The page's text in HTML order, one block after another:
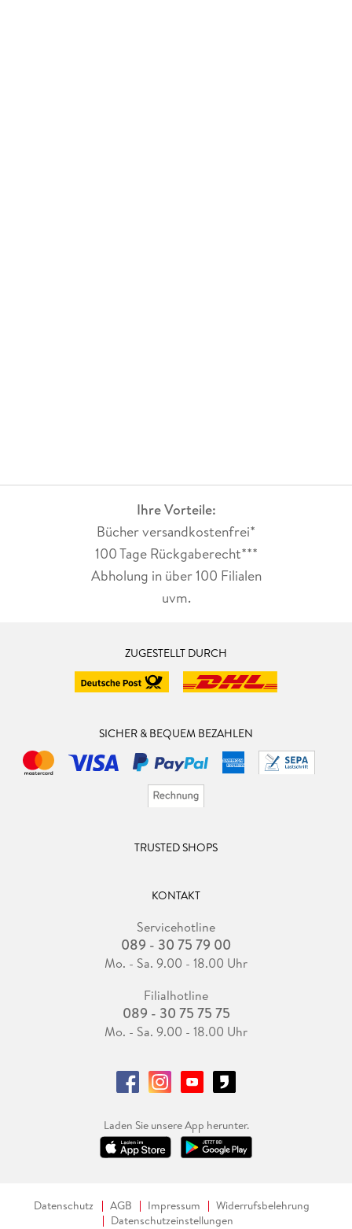
Ihre Vorteile:
Bücher versandkostenfrei*
100 Tage Rückgaberecht***
Abholung in über 100 Filialen
uvm.
ZUGESTELLT DURCH
SICHER & BEQUEM BEZAHLEN
TRUSTED SHOPS
KONTAKT
Servicehotline
089 - 30 75 79 00
Mo. - Sa. 9.00 - 18.00 Uhr
Filialhotline
089 - 30 75 75 75
Mo. - Sa. 9.00 - 18.00 Uhr
Laden Sie unsere App herunter.
Datenschutz AGB Impressum
Widerrufsbelehrung
Datenschutzeinstellungen